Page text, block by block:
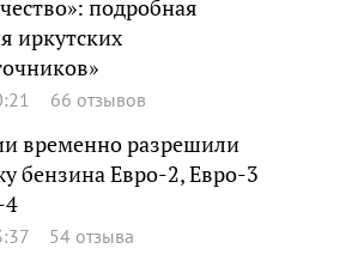
подробная
иркутских
66 отзывов
временно разрешили
бензина Евро-2, Евро-3
4
54 отзыва